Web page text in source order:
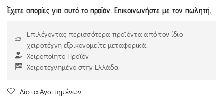
5
Έχετε απορίες για αυτό το προϊόν; Επικοινωνήστε με τον πωλητή.
Επιλέγοντας περισσότερα προϊόντα από τον ίδιο
χειροτέχνη εξοικονομείτε μεταφορικά.
Χειροποίητο Προϊόν
Χειροτεχνημένο στην Ελλάδα
Λίστα Αγαπημένων